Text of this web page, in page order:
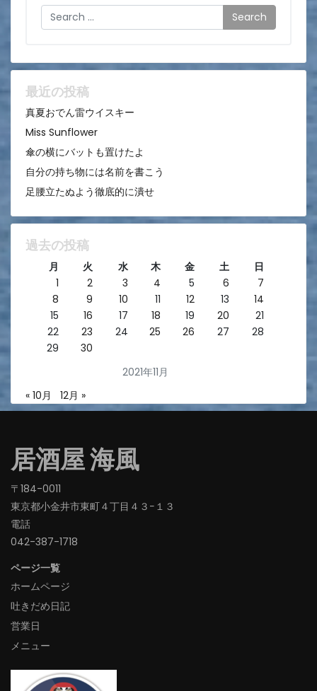
ョ
ン
Search
最近の投稿
真夏おでん雷ウイスキー
Miss Sunflower
傘の横にバットも置けたよ
自分の持ち物には名前を書こう
足腰立たぬよう徹底的に潰せ
過去の投稿
2021年11月
月 火 水 木 金 土
日
1
2 3 4 5 6
7
8
9 10 11 12 13
14
15
16 17 18 19 20
21
22
23 24 25 26 27
28
29
30
« 10月 12月 »
居酒屋 海風
〒184-0011
東京都小金井市東町４丁目４３−１３
電話
042-387-1718‬
ページ一覧
ホームページ
吐きだめ日記
営業日
メニュー